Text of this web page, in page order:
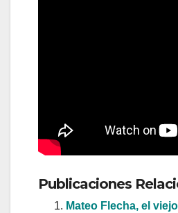
Publicaciones
Mateo Flecha, el viejo